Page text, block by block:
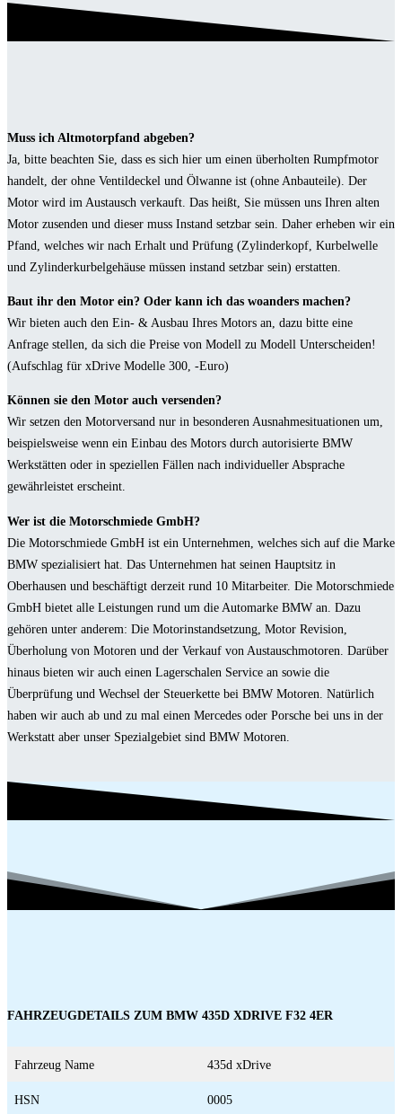
Muss ich Altmotorpfand abgeben?
Ja, bitte beachten Sie, dass es sich hier um einen überholten Rumpfmotor
handelt, der ohne Ventildeckel und Ölwanne ist (ohne Anbauteile). Der
Motor wird im Austausch verkauft. Das heißt, Sie müssen uns Ihren alten
Motor zusenden und dieser muss Instand setzbar sein. Daher erheben wir ein
Pfand, welches wir nach Erhalt und Prüfung (Zylinderkopf, Kurbelwelle
und Zylinderkurbelgehäuse müssen instand setzbar sein) erstatten.
Baut ihr den Motor ein? Oder kann ich das woanders machen?
Wir bieten auch den Ein- & Ausbau Ihres Motors an, dazu bitte eine
Anfrage stellen, da sich die Preise von Modell zu Modell Unterscheiden!
(Aufschlag für xDrive Modelle 300, -Euro)
Können sie den Motor auch versenden?
Wir setzen den Motorversand nur in besonderen Ausnahmesituationen um,
beispielsweise wenn ein Einbau des Motors durch autorisierte BMW
Werkstätten oder in speziellen Fällen nach individueller Absprache
gewährleistet erscheint.
Wer ist die Motorschmiede GmbH?
Die Motorschmiede GmbH ist ein Unternehmen, welches sich auf die Marke
BMW spezialisiert hat. Das Unternehmen hat seinen Hauptsitz in
Oberhausen und beschäftigt derzeit rund 10 Mitarbeiter. Die Motorschmiede
GmbH bietet alle Leistungen rund um die Automarke BMW an. Dazu
gehören unter anderem: Die Motorinstandsetzung, Motor Revision,
Überholung von Motoren und der Verkauf von Austauschmotoren. Darüber
hinaus bieten wir auch einen Lagerschalen Service an sowie die
Überprüfung und Wechsel der Steuerkette bei BMW Motoren. Natürlich
haben wir auch ab und zu mal einen Mercedes oder Porsche bei uns in der
Werkstatt aber unser Spezialgebiet sind BMW Motoren.
FAHRZEUGDETAILS ZUM BMW 435D XDRIVE F32 4ER
Fahrzeug Name 435d xDrive
HSN 0005